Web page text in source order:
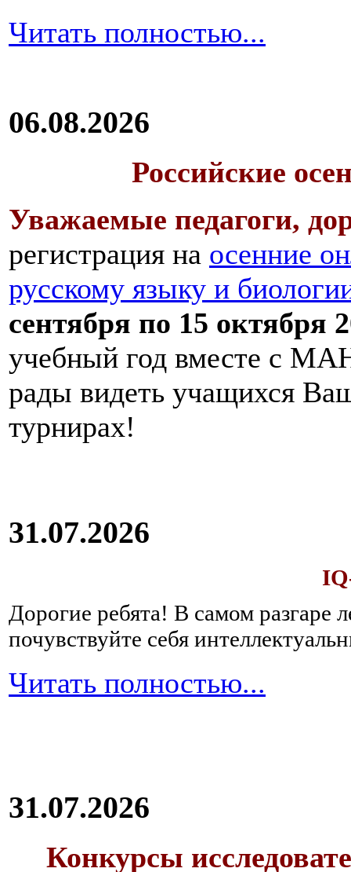
Читать полностью...
06.08.2026
Российские
Уважаемые педагоги,
регистрация на осенние
русскому языку и
сентября по 15 октября
учебный год вместе с
рады видеть учащихся
турнирах!
31.07.2026
Дорогие ребята! В самом разгаре
почувствуйте себя
Читать полностью...
31.07.2026
Конкурсы